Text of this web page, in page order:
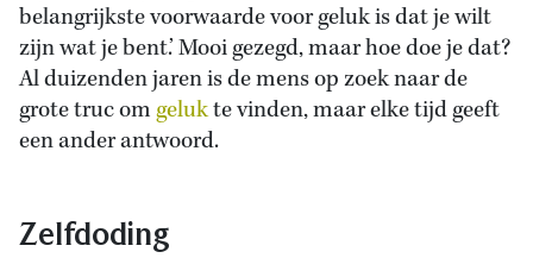
belangrijkste voorwaarde voor geluk is dat je wilt
zijn wat je bent.’ Mooi gezegd, maar hoe doe je dat?
Al duizenden jaren is de mens op zoek naar de
grote truc omgelukte vinden, maar elke tijd geeft
een ander antwoord.
Zelfdoding